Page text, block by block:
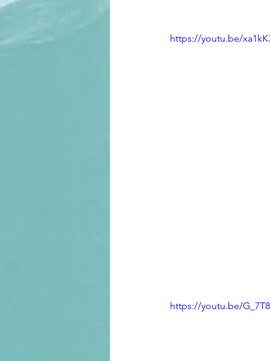
https://youtu.be/
https://youtu.be/